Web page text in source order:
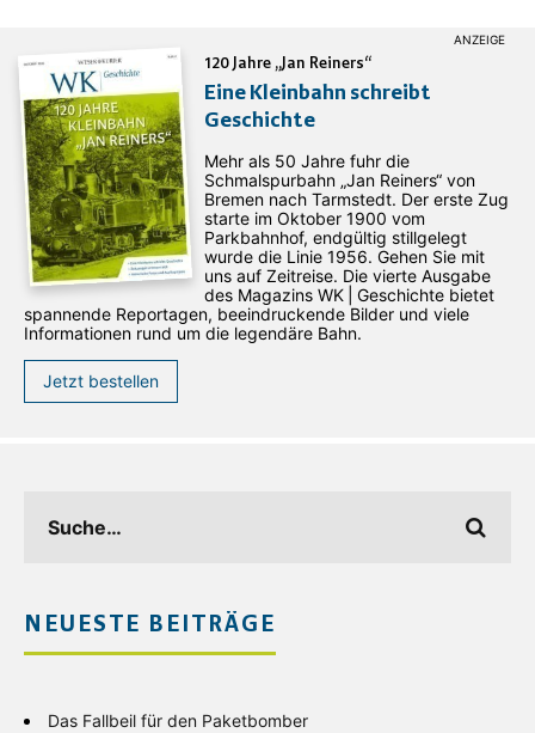
120 Jahre „Jan Reiners“
Eine Kleinbahn schreibt
Geschichte
Mehr als 50 Jahre fuhr die
Schmalspurbahn „Jan ­Reiners“ von
Bremen nach Tarmstedt. Der erste Zug
starte im Oktober 1900 vom
Parkbahnhof, endgültig stillgelegt
wurde die Linie 1956. Gehen Sie mit
uns auf Zeitreise. Die vierte Ausgabe
des ­Magazins WK | Geschichte bietet
spannende Reportagen, beeindruckende Bilder und viele
Informationen rund um die legendäre Bahn.
Jetzt bestellen
NEUESTE BEITRÄGE
Das Fallbeil für den Paketbomber